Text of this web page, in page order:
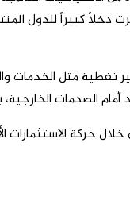
دخلاً كبيراً للدول
مثل الخدمات
الصدمات الخارجية،
حركة الاستثمارات